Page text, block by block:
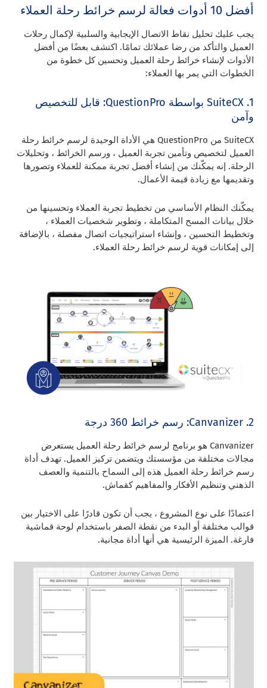
أفضل 10 أدوات فعالة لرسم خرائط رحلة العملاء
يجب عليك تحليل نقاط الاتصال الإيجابية والسلبية لإكمال رحلات
العميل والتأكد من رضا عملائك تمامًا. اكتشف بعضًا من أفضل
الأدوات لإنشاء خرائط رحلة العميل وتحسين كل خطوة من
الخطوات التي يمر بها العملاء:
1. SuiteCX بواسطة QuestionPro: قابل للتخصيص
وآمن
SuiteCX من QuestionPro هي الأداة الوحيدة لرسم خرائط رحلة
العميل لتخصيص وتأمين تجربة العميل ، ورسم الخرائط ، وتحليلات
الرحلة. إنه يمكّنك من إنشاء أفضل تجربة ممكنة للعملاء وتصورها
وتقديمها مع زيادة قيمة الأعمال.
يمكّنك النظام الأساسي من تخطيط تجربة العملاء وتحسينها من
خلال بيانات المسح المتكاملة ، وتطوير شخصيات العملاء ،
وتخطيط التحسين ، وإنشاء استراتيجيات اتصال مفصلة ، بالإضافة
إلى إمكانات قوية لرسم خرائط رحلة العملاء.
2. Canvanizer: رسم خرائط 360 درجة
Canvanizer هو برنامج لرسم خرائط رحلة العميل يستعرض
مجالات مختلفة من مؤسستك ويتضمن تركيز العميل. تهدف أداة
رسم خرائط رحلة العميل هذه إلى السماح بالتنمية والعصف
الذهني وتنظيم الأفكار والمفاهيم كقماش.
اعتمادًا على نوع المشروع ، يجب أن تكون قادرًا على الاختيار بين
قوالب مختلفة أو البدء من نقطة الصفر باستخدام لوحة قماشية
فارغة. الميزة الرئيسية هي أنها أداة مجانية.